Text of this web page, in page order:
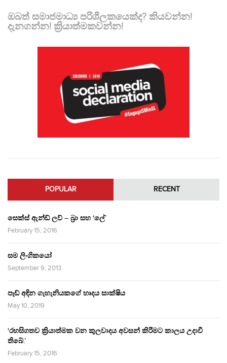
ඔබත් සමාජමාධ්‍ය පරිශීලකයෙක්ද? කියවන්න!
දැනගන්න! ක්‍රියාත්මකවන්න!
POPULAR RECENT
සෙක්ස් ඇන්ඩ් ලව් – බ්‍රා සහ ‘ලේ’
February 15, 2016
සම ලිංගිකයෝ
September 9, 2013
පෑඩ් අඳින ගැහැනියකගේ හෘදය සාක්ෂිය
May 10, 2019
‘රහසිගතව ක්‍රියාත්මක වන කුලවාදය අවසන් කිරීමට කාලය උදාවී
තිබේ.’
February 15, 2016